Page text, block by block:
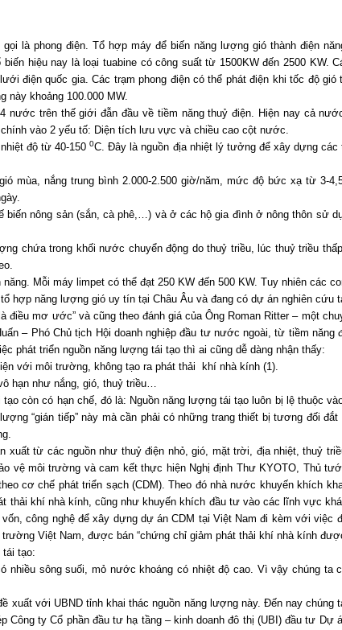
là phong điện. Tổ hợp máy để biến năng lượng gió thành điện
hiệu nay là loại tuabine có công suất từ 1500KW đến 2500 KW.
điện quốc gia. Các trạm phong điện có thể phát điện khi tốc độ
này khoảng 100.000 MW.
nước trên thế giới đẫn đầu về tiềm năng thuỷ điện. Hiện nay cả
vào 2 yếu tố: Diện tích lưu vực và chiều cao cột nước.
độ từ 40-1500C. Đây là nguồn địa nhiệt lý tưởng để xây dựng
mùa, nắng trung bình 2.000-2.500 giờ/năm, mức độ bức xạ từ 3-
biến nông sản (sắn, cà phê,…) và ở các hộ gia đình ở nông thôn sử
chứa trong khối nước chuyển động do thuỷ triều, lúc thuỷ triều
Mỗi máy limpet có thể đạt 250 KW đến 500 KW. Tuy nhiên các
hợp năng lượng gió uy tín tại Châu Âu và đang có dự án nghiên cứu
mơ ước” và cũng theo đánh giá của Ông Roman Ritter – một
– Phó Chủ tịch Hội doanh nghiệp đầu tư nước ngoài, từ tiềm
phát triển nguồn năng lượng tái tạo thì ai cũng dễ dàng nhận thấy:
với môi trường, không tạo ra phát thải khí nhà kính (1).
hạn như nắng, gió, thuỷ triều…
còn có hạn chế, đó là: Nguồn năng lượng tái tạo luôn bị lệ thuộc
“gián tiếp” này mà cần phải có những trang thiết bị tương đối
xuất từ các nguồn như thuỷ điện nhỏ, gió, mặt trời, địa nhiệt, thuỷ
vệ môi trường và cam kết thực hiện Nghị định Thư KYOTO, Thủ
cơ chế phát triển sạch (CDM). Theo đó nhà nước khuyến khích
thải khí nhà kính, cũng như khuyến khích đầu tư vào các lĩnh vực
công nghệ để xây dựng dự án CDM tại Việt Nam đi kèm với
Việt Nam, được bán “chứng chỉ giảm phát thải khí nhà kính
tái tạo:
nhiều sông suối, mỏ nước khoáng có nhiệt độ cao. Vì vậy chúng ta
xuất với UBND tỉnh khai thác nguồn năng lượng này. Đến nay
Công ty Cổ phần đầu tư hạ tầng – kinh doanh đô thị (UBI) đầu tư